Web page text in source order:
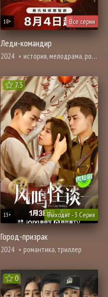
Все серии
18+
Леди-командир
2024 история, мелодрама, романтика
7.3
Выходит - 3 Серия
13+
Город-призрак
2024 романтика, триллер
0